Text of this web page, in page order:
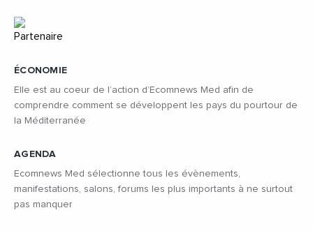
ÉCONOMIE
Elle est au coeur de l’action d’Ecomnews Med afin de
comprendre comment se développent les pays du pourtour de
la Méditerranée
AGENDA
Ecomnews Med sélectionne tous les évènements,
manifestations, salons, forums les plus importants à ne surtout
pas manquer